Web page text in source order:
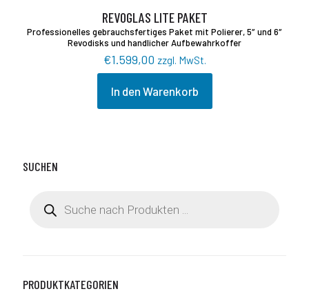
REVOGLAS LITE PAKET
Professionelles gebrauchsfertiges Paket mit Polierer, 5″ und 6″
Revodisks und handlicher Aufbewahrkoffer
€1.599,00 zzgl. MwSt.
In den Warenkorb
SUCHEN
search
PRODUKTKATEGORIEN